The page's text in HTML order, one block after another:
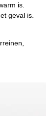
is.
geval is.